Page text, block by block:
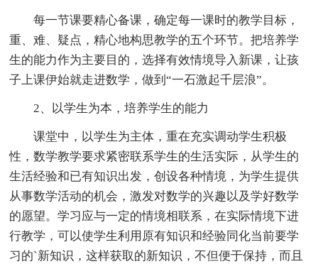
每一节课要精心备课，确定每一课时的教学目标，
重、难、疑点，精心地构思教学的五个环节。把培养学
生的能力作为主要目的，选择有效情境导入新课，让孩
子上课伊始就走进数学，做到“一石激起千层浪”。
2、以学生为本，培养学生的能力
课堂中，以学生为主体，重在充实调动学生积极
性，数学教学要求紧密联系学生的生活实际，从学生的
生活经验和已有知识出发，创设各种情境，为学生提供
从事数学活动的机会，激发对数学的兴趣以及学好数学
的愿望。学习应与一定的情境相联系，在实际情境下进
行教学，可以使学生利用原有知识和经验同化当前要学
习的`新知识，这样获取的新知识，不但便于保持，而且